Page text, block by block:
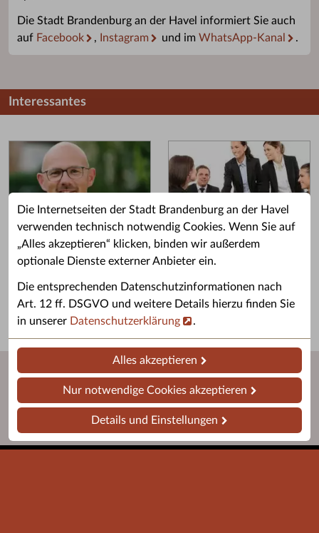
Die Internetseiten der Stadt Brandenburg an der Havel
verwenden technisch notwendig Cookies. Wenn Sie auf
„Alles akzeptieren“ klicken, binden wir außerdem
optionale Dienste externer Anbieter ein.
Die entsprechenden Datenschutzinformationen nach
Art. 12 ff. DSGVO und weitere Details hierzu finden Sie
in unserer Datenschutzerklärung .
Alles akzeptieren
Nur notwendige Cookies akzeptieren
Details und Einstellungen
Die Stadt Brandenburg an der Havel informiert Sie auch
auf Facebook , Instagram und im WhatsApp-Kanal .
Interessantes
Grußwort des OB